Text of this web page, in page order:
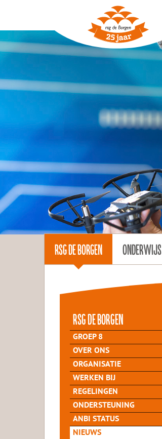
RSG DE BORGEN ONDERWIJS
rsg de Borgen
GROEP 8
OVER ONS
ORGANISATIE
WERKEN BIJ
REGELINGEN
ONDERSTEUNING
ANBI STATUS
NIEUWS